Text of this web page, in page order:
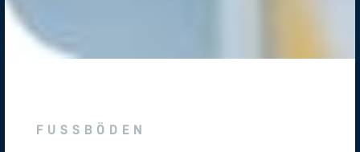
FUSSBÖDEN